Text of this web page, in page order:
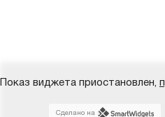
Показ виджета приостановлен,
Сделано на